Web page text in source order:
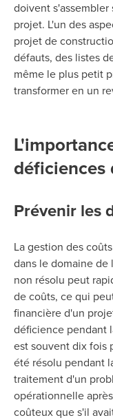
doivent s'assembler
projet. L'un des
projet de
défauts, des listes
même le plus petit
transformer en un
déficiences
Prévenir les
La gestion des
dans le domaine
non résolu peut
de coûts, ce qui
financière d'un
déficience pendant
est souvent dix fois
été résolu pendant
traitement d'un
opérationnelle
coûteux que s'il